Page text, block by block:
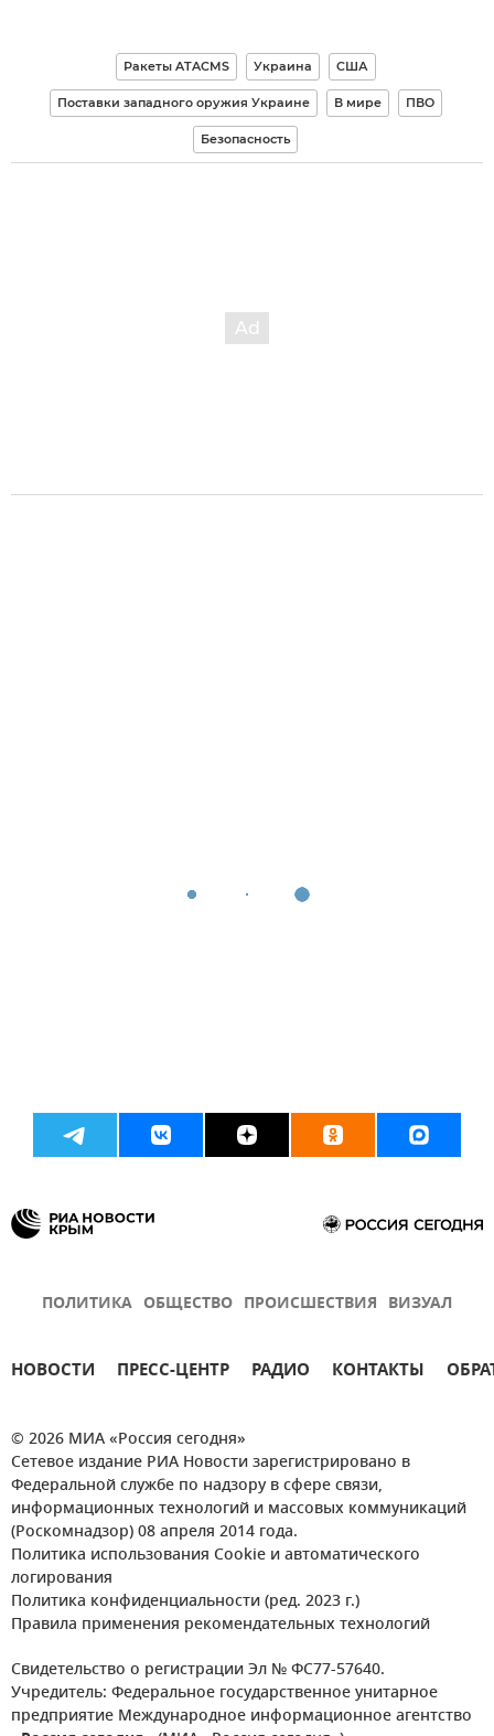
Ракеты ATACMS Украина США
Поставки западного оружия Украине В мире ПВО
Безопасность
ПОЛИТИКА ОБЩЕСТВО ПРОИСШЕСТВИЯ ВИЗУАЛ
НОВОСТИ ПРЕСС-ЦЕНТР РАДИО КОНТАКТЫ
© 2026 МИА «Россия сегодня»
Сетевое издание РИА Новости зарегистрировано в
Федеральной службе по надзору в сфере связи,
информационных технологий и массовых коммуникаций
(Роскомнадзор) 08 апреля 2014 года.
Политика использования Cookie и автоматического
логирования
Политика конфиденциальности (ред. 2023 г.)
Правила применения рекомендательных технологий
Свидетельство о регистрации Эл № ФС77-57640.
Учредитель: Федеральное государственное унитарное
предприятие Международное информационное агентство